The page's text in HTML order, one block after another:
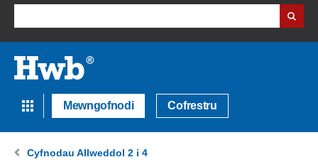
Mewngofnodi Cofrestru
Cyfnodau Allweddol 2 i 4